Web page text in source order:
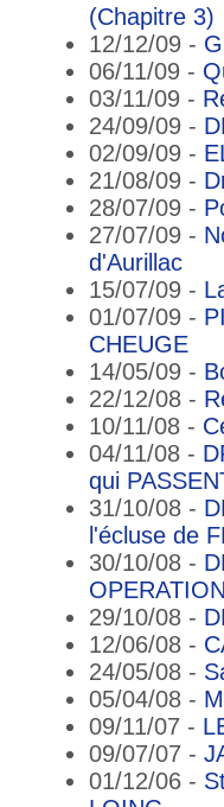
(Chapitre 3)
12/12/09 -
06/11/09 -
03/11/09 -
24/09/09 -
02/09/09 -
21/08/09 -
28/07/09 -
27/07/09 -
d'Aurillac
15/07/09 -
01/07/09 -
CHEUGE
14/05/09 -
22/12/08 -
10/11/08 -
04/11/08 -
qui
31/10/08 -
l'écluse de
30/10/08 -
29/10/08 -
12/06/08 -
24/05/08 -
05/04/08 -
09/11/07 -
09/07/07 -
01/12/06 -